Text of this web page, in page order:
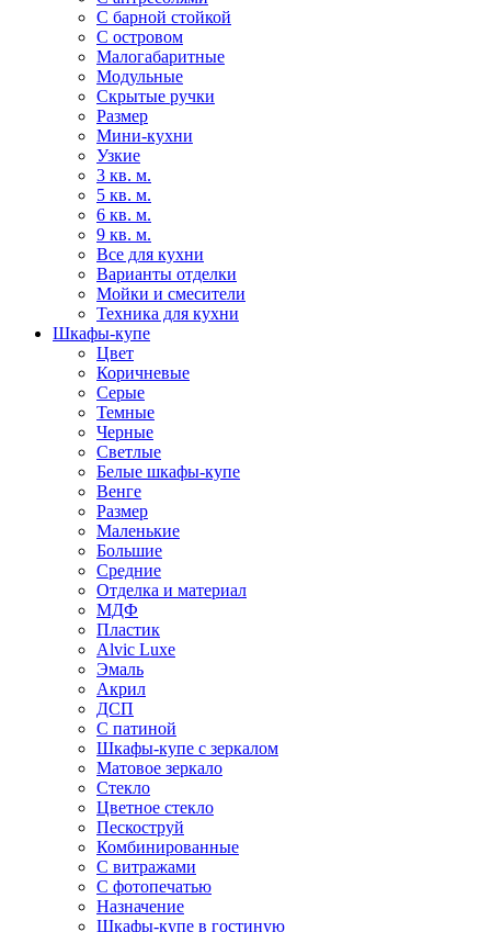
С барной стойкой
С островом
Малогабаритные
Модульные
Скрытые ручки
Размер
Мини-кухни
Узкие
3 кв. м.
5 кв. м.
6 кв. м.
9 кв. м.
Все для кухни
Варианты отделки
Мойки и смесители
Техника для кухни
Шкафы-купе
Цвет
Коричневые
Серые
Темные
Черные
Светлые
Белые шкафы-купе
Венге
Размер
Маленькие
Большие
Средние
Отделка и материал
МДФ
Пластик
Alvic Luxe
Эмаль
Акрил
ДСП
С патиной
Шкафы-купе с зеркалом
Матовое зеркало
Стекло
Цветное стекло
Пескоструй
Комбинированные
С витражами
С фотопечатью
Назначение
Шкафы-купе в гостиную